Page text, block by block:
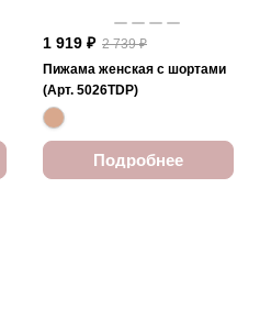
1 919 ₽ 2 739 ₽
Пижама женская с шортами
(Арт. 5026TDP)
Подробнее